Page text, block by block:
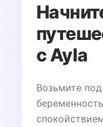
с Ayla
Возьмите